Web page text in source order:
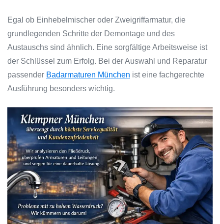
Egal ob Einhebelmischer oder Zweigriffarmatur, die
grundlegenden Schritte der Demontage und des
Austauschs sind ähnlich. Eine sorgfältige Arbeitsweise ist
der Schlüssel zum Erfolg. Bei der Auswahl und Reparatur
passender Badarmaturen München ist eine fachgerechte
Ausführung besonders wichtig.